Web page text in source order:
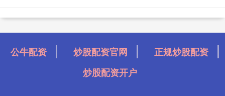
公牛配资 炒股配资官网
正规炒股配资
炒股配资开户